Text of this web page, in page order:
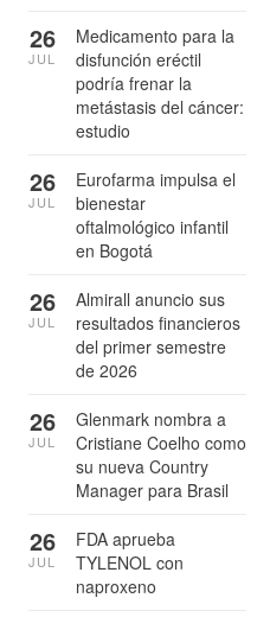
Medicamento para la
disfunción eréctil
podría frenar la
metástasis del cáncer:
estudio
26
JUL
Eurofarma impulsa el
bienestar
oftalmológico infantil
en Bogotá
26
JUL
Almirall anuncio sus
resultados financieros
del primer semestre
de 2026
26
JUL
Glenmark nombra a
Cristiane Coelho como
su nueva Country
Manager para Brasil
26
JUL
FDA aprueba
TYLENOL con
naproxeno
26
JUL